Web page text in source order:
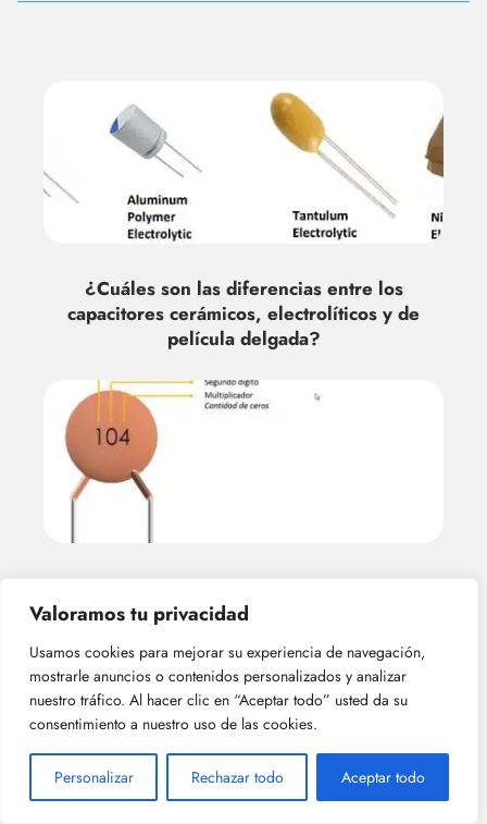
Valoramos tu privacidad
Usamos cookies para mejorar su experiencia de navegación,
mostrarle anuncios o contenidos personalizados y analizar
nuestro tráfico. Al hacer clic en “Aceptar todo” usted da su
consentimiento a nuestro uso de las cookies.
Personalizar Rechazar todo Aceptar todo
¿Cuáles son las diferencias entre los
capacitores cerámicos, electrolíticos y de
película delgada?